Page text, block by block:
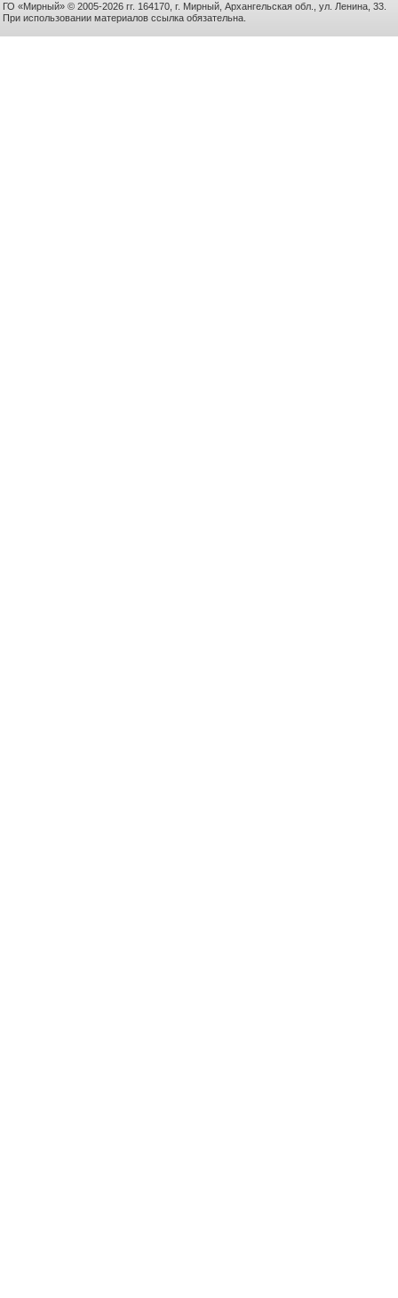
ГО «Мирный» © 2005-2026 гг. 164170, г. Мирный, Архангельская обл., ул. Ленина, 33.
При использовании материалов ссылка обязательна.